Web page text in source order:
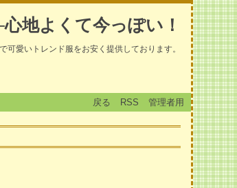
地よくて今っぽい！
可愛いトレンド服をお安く提供しております。
戻る RSS 管理者用